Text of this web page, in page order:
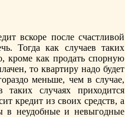
вскоре после счастливой
Тогда как случаев таких
кроме как продать спорную
то квартиру надо будет
меньше, чем в случае,
случаях приходится
кредит из своих средств, а
в неудобные и невыгодные